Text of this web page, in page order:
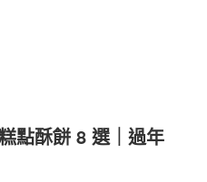
點酥餅 8 選｜過年